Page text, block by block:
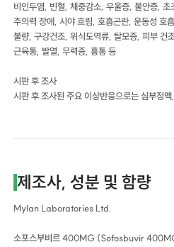
비인두염, 빈혈, 체중감소, 우울증, 불안증, 초
주의력 장애, 시야 흐림, 호흡곤란, 운동성 호
불량, 구강건조, 위식도역류, 탈모증, 피부 건
근육통, 발열, 무력증, 흉통 등
시판 후 조사
시판 후 조사된 주요 이상반응으로는 심부정
제조사, 성분 및 함량
Mylan Laboratories Ltd.
소포스부비르 400MG (Sofosbuvir